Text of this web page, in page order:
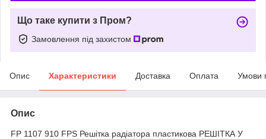
Що таке купити з Пром?
Замовлення під захистом
Опис Характеристики Доставка Оплата Умови
Опис
FP 1107 910 FPS Решітка радіатора пластикова РЕШІТКА У